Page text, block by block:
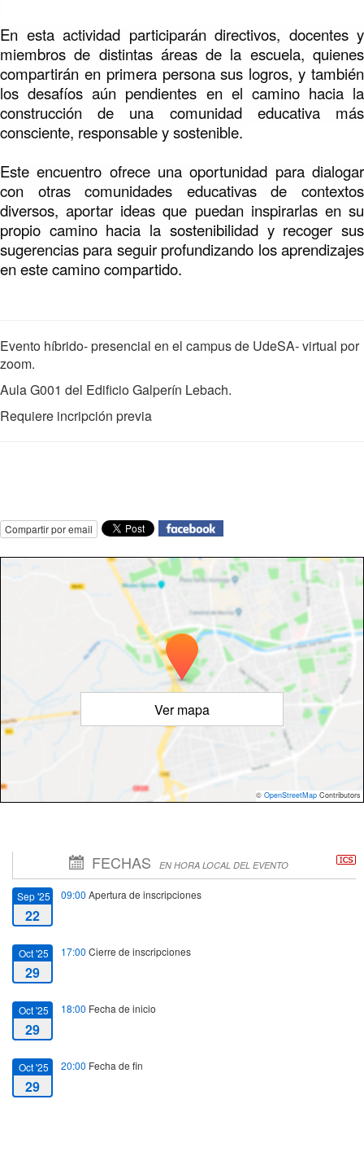
En esta actividad participarán directivos, docentes y
miembros de distintas áreas de la escuela, quienes
compartirán en primera persona sus logros, y también
los desafíos aún pendientes en el camino hacia la
construcción de una comunidad educativa más
consciente, responsable y sostenible.
Este encuentro ofrece una oportunidad para dialogar
con otras comunidades educativas de contextos
diversos, aportar ideas que puedan inspirarlas en su
propio camino hacia la sostenibilidad y recoger sus
sugerencias para seguir profundizando los aprendizajes
en este camino compartido.
Evento híbrido- presencial en el campus de UdeSA- virtual por
zoom.
Aula G001 del Edificio Galperín Lebach.
Requiere incripción previa
Compartir por email
Ver mapa
© OpenStreetMap Contributors
FECHAS EN HORA LOCAL DEL EVENTO
Sep '25
22
09:00 Apertura de inscripciones
Oct '25
29
17:00 Cierre de inscripciones
Oct '25
29
18:00 Fecha de inicio
Oct '25
29
20:00 Fecha de fin